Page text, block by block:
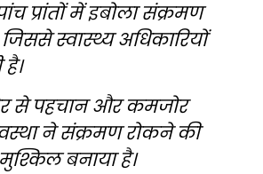
प्रांतों में इबोला संक्रमण
स्वास्थ्य अधिकारियों
से पहचान और कमजोर
ने संक्रमण रोकने की
बनाया है।